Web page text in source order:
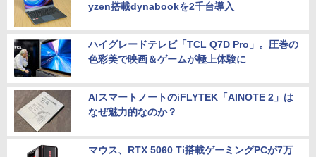
yzen搭載dynabookを2千台導入
ハイグレードテレビ「TCL Q7D Pro」。圧巻の
色彩美で映画＆ゲームが極上体験に
AIスマートノートのiFLYTEK「AINOTE 2」は
なぜ魅力的なのか？
マウス、RTX 5060 Ti搭載ゲーミングPCが7万